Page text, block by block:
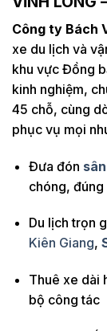
Công ty Bách
xe du lịch và
khu vực Đồng
kinh nghiệm,
45 chỗ, cùng
phục vụ mọi
Đưa đón
chóng,
Du lịch trọn
Kiên Giang,
Thuê xe dài
bộ công tác